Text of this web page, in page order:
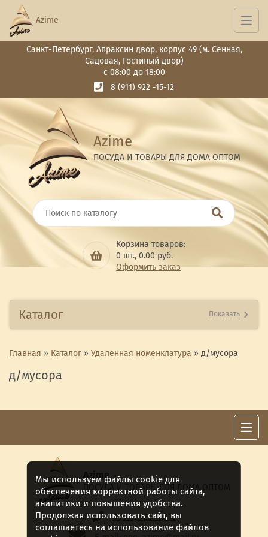
Санкт-Петербург, Апраксин двор, корпус 49 (м. Сенная,
Садовая, Гостиный двор)
с 08:00 до 18:00
8 (911) 922 -15-12
Azime
ПОСУДА И ТОВАРЫ ДЛЯ ДОМА ОПТОМ
Корзина товаров:
0 шт., 0.00 руб.
Оформить заказ
Azime
Каталог Показать
Главная » Каталог » Удаленная номенклатура » д/мусора
д/мусора
Azime
ПОСУДА И ТОВАРЫ ДЛЯ ДОМА ОПТОМ
8 (911) 922 -15-12
Мы используем файлы cookie для
обеспечения корректной работы сайта,
аналитики и повышения удобства.
Продолжая использовать сайт, вы
соглашаетесь на использование файлов